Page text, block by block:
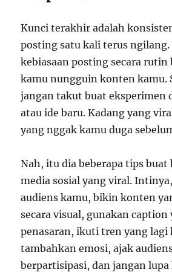
Kunci terakhir adalah
posting satu kali terus ngilang.
kebiasaan posting secara rutin
kamu nungguin konten kamu.
jangan takut buat eksperimen
atau ide baru. Kadang yang
yang nggak kamu duga
Nah, itu dia beberapa tips
media sosial yang viral.
audiens kamu, bikin konten
secara visual, gunakan caption
penasaran, ikuti tren yang lagi
tambahkan emosi, ajak
berpartisipasi, dan jangan